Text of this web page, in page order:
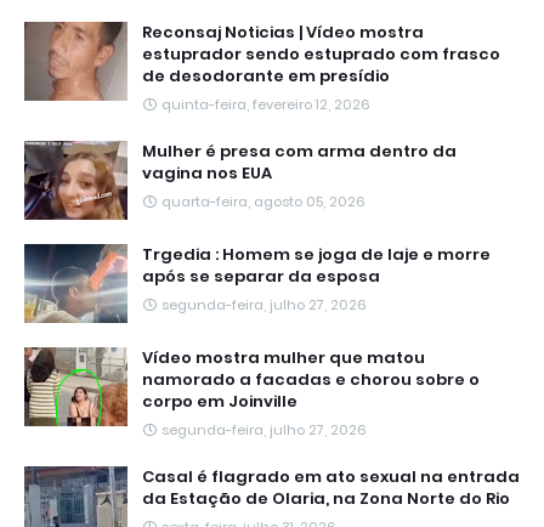
Reconsaj Noticias | Vídeo mostra
estuprador sendo estuprado com frasco
de desodorante em presídio
quinta-feira, fevereiro 12, 2026
Mulher é presa com arma dentro da
vagina nos EUA
quarta-feira, agosto 05, 2026
Trgedia : Homem se joga de laje e morre
após se separar da esposa
segunda-feira, julho 27, 2026
Vídeo mostra mulher que matou
namorado a facadas e chorou sobre o
corpo em Joinville
segunda-feira, julho 27, 2026
Casal é flagrado em ato sexual na entrada
da Estação de Olaria, na Zona Norte do Rio